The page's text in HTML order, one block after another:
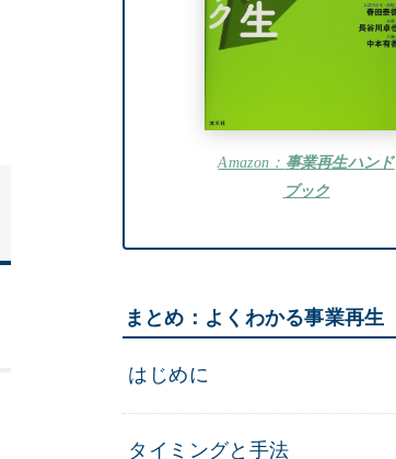
Amazon： 事業再生ハンド
ブック
まとめ：よくわかる事業再生
はじめに
タイミングと手法